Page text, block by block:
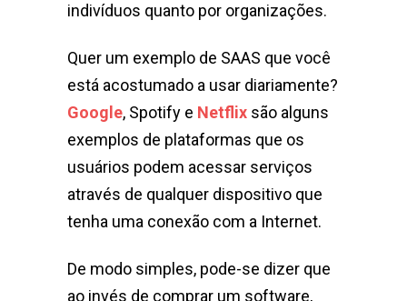
indivíduos quanto por organizações.
Quer um exemplo de SAAS que você
está acostumado a usar diariamente?
Google, Spotify e Netflix são alguns
exemplos de plataformas que os
usuários podem acessar serviços
através de qualquer dispositivo que
tenha uma conexão com a Internet.
De modo simples, pode-se dizer que
ao invés de comprar um software,